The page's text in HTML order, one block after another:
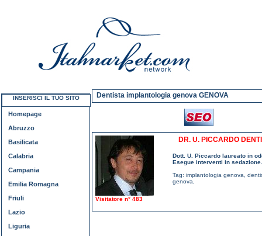
Dentista implantologia genova GENOVA
Visitatore n° 483
DR. U. PICCARDO
Dott. U. Piccardo laureato in
Esegue interventi in
Tag: implantologia genova
genova
INSERISCI IL TUO SITO
Homepage
Abruzzo
Basilicata
Calabria
Campania
Emilia Romagna
Friuli
Lazio
Liguria